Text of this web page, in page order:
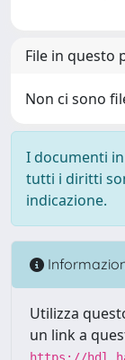
File in questo
Non ci sono
I documenti
tutti i diritti
indicazione.
Utilizza
un link a